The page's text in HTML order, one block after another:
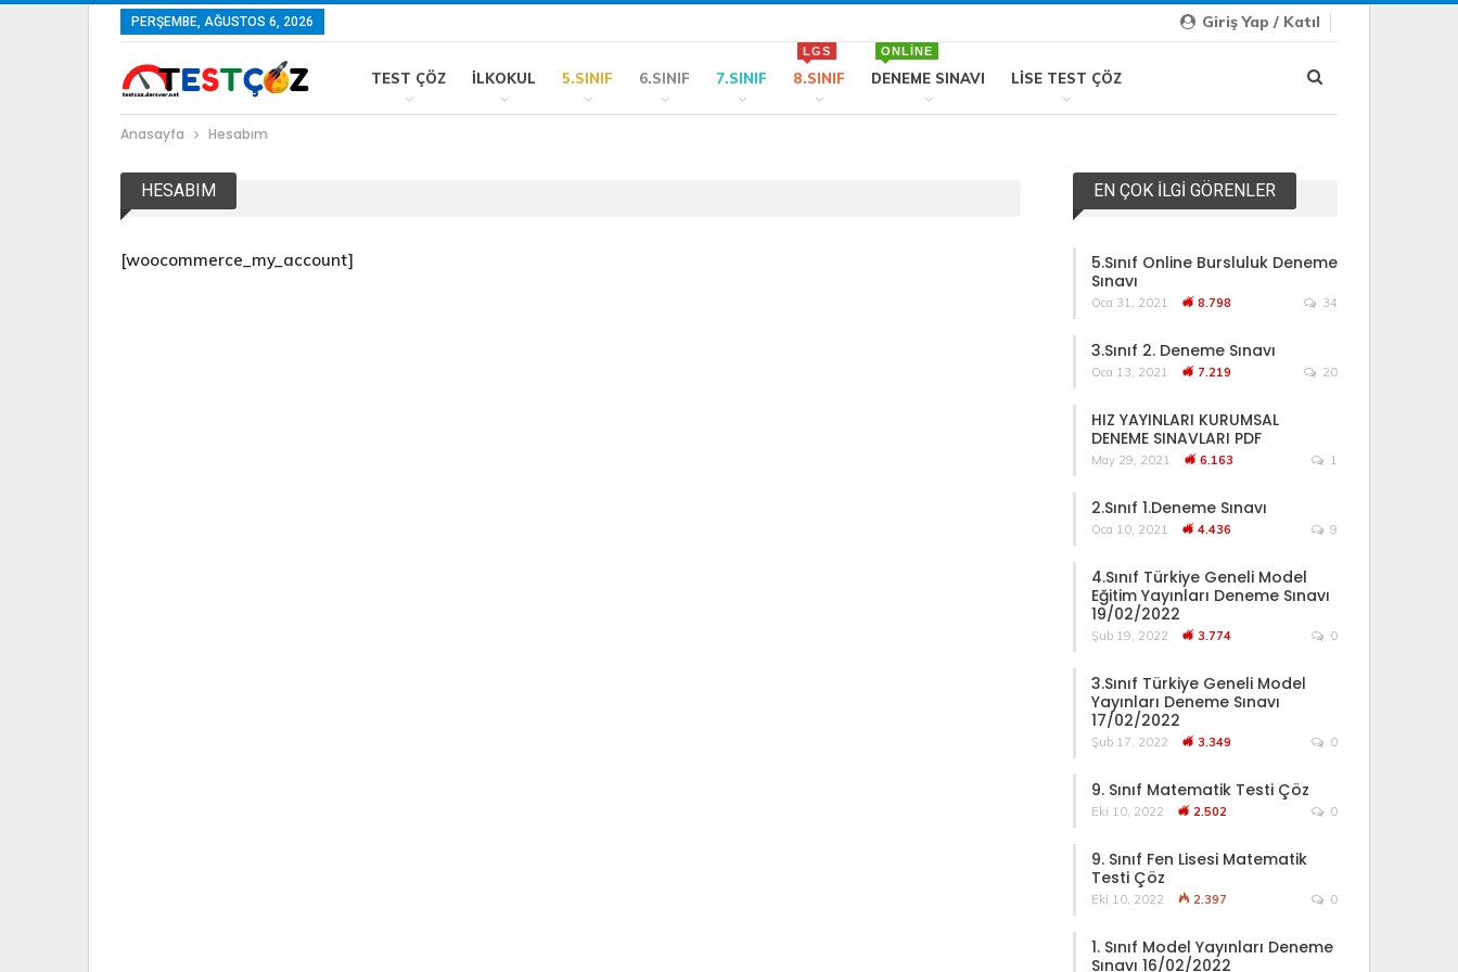
Giriş Yap / Katıl
PERŞEMBE, AĞUSTOS 6, 2026
TEST ÇÖZ İLKOKUL 5.SINIF 6.SINIF 7.SINIF 8.SINIF
LGS
DENEME SINAVI
ONLINE
LISE TEST ÇÖZ
Anasayfa Hesabım
HESABIM
[woocommerce_my_account]
EN ÇOK İLGI GÖRENLER
5.Sınıf Online Bursluluk Deneme
Sınavı
Oca 31, 2021 8.798 34
3.Sınıf 2. Deneme Sınavı
Oca 13, 2021 7.219 20
HIZ YAYINLARI KURUMSAL
DENEME SINAVLARI PDF
May 29, 2021 6.163 1
2.Sınıf 1.Deneme Sınavı
Oca 10, 2021 4.436 9
4.Sınıf Türkiye Geneli Model
Eğitim Yayınları Deneme Sınavı
19/02/2022
Şub 19, 2022 3.774 0
3.Sınıf Türkiye Geneli Model
Yayınları Deneme Sınavı
17/02/2022
Şub 17, 2022 3.349 0
9. Sınıf Matematik Testi Çöz
Eki 10, 2022 2.502 0
9. Sınıf Fen Lisesi Matematik
Testi Çöz
Eki 10, 2022 2.397 0
1. Sınıf Model Yayınları Deneme
Sınavı 16/02/2022